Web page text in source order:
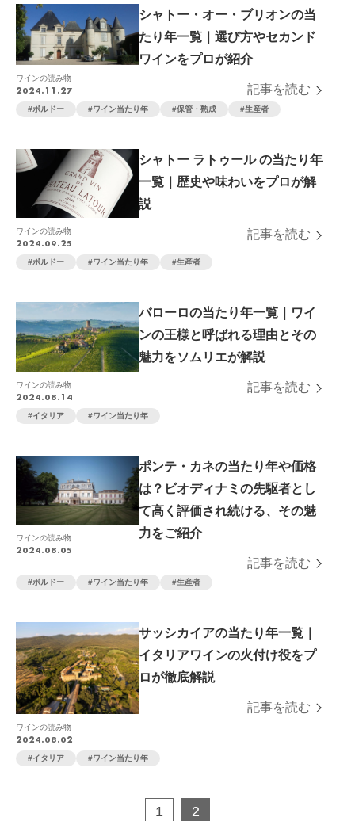
ワインの読み物
2024.11.27
シャトー・オー・ブリオンの当
たり年一覧｜選び方やセカンド
ワインをプロが紹介
記事を読む
ボルドー ワイン当たり年 保管・熟成 生産者
ワインの読み物
2024.09.25
シャトー ラトゥール の当たり年
一覧｜歴史や味わいをプロが解
説
記事を読む
ボルドー ワイン当たり年 生産者
ワインの読み物
2024.08.14
バローロの当たり年一覧｜ワイ
ンの王様と呼ばれる理由とその
魅力をソムリエが解説
記事を読む
イタリア ワイン当たり年
ワインの読み物
2024.08.05
ポンテ・カネの当たり年や価格
は？ビオディナミの先駆者とし
て高く評価され続ける、その魅
力をご紹介
記事を読む
ボルドー ワイン当たり年 生産者
ワインの読み物
2024.08.02
サッシカイアの当たり年一覧｜
イタリアワインの火付け役をプ
ロが徹底解説
記事を読む
イタリア ワイン当たり年
1 2